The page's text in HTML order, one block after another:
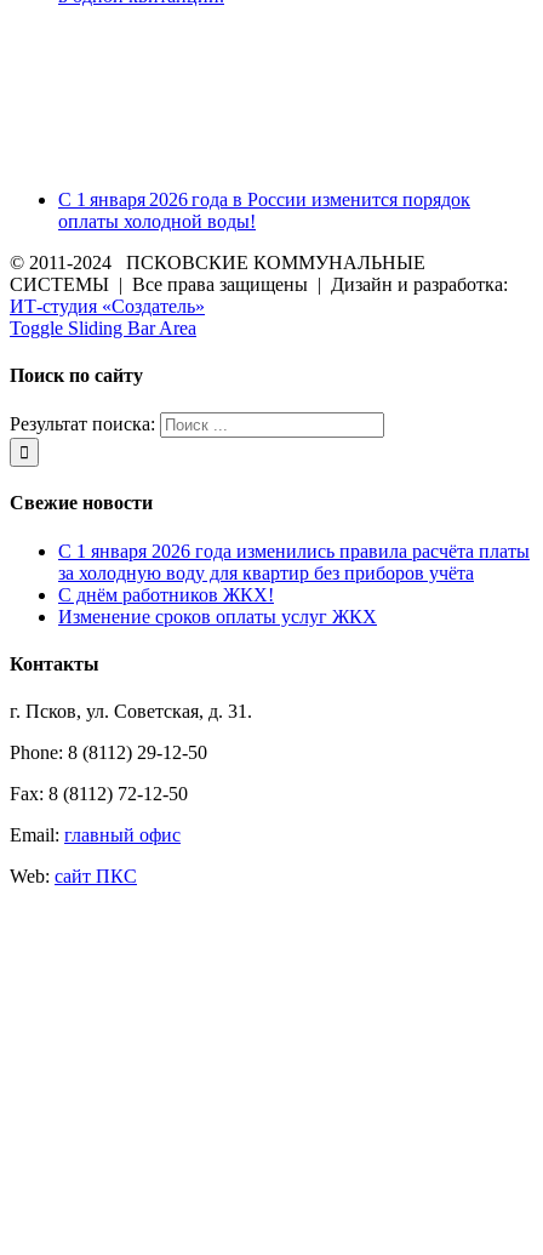
С 1 января 2026 года в России изменится порядок
оплаты холодной воды!
© 2011-2024 ПСКОВСКИЕ КОММУНАЛЬНЫЕ
СИСТЕМЫ | Все права защищены | Дизайн и разработка:
ИТ-студия «Создатель»
Toggle Sliding Bar Area
Поиск по сайту
Результат поиска:
Свежие новости
С 1 января 2026 года изменились правила расчёта платы
за холодную воду для квартир без приборов учёта
С днём работников ЖКХ!
Изменение сроков оплаты услуг ЖКХ
Контакты
г. Псков, ул. Советская, д. 31.
Phone: 8 (8112) 29-12-50
Fax: 8 (8112) 72-12-50
Email: главный офис
Web: сайт ПКС